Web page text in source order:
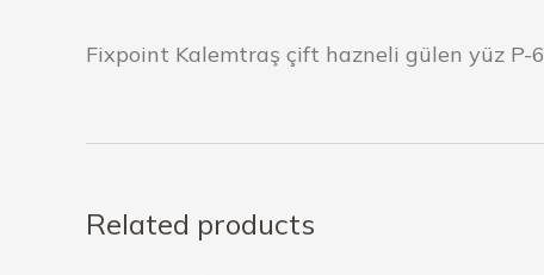
Fixpoint Kalemtraş çift hazneli gülen yüz P-
Related products